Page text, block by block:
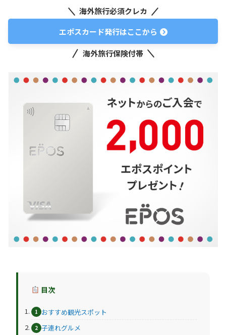
海外旅行必須クレカ
エポスカード発行はここから
海外旅行保険付帯
目次
おすすめ観光スポット
子連れグルメ